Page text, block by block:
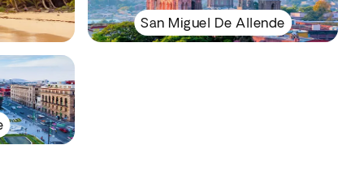
San Miguel De Allende